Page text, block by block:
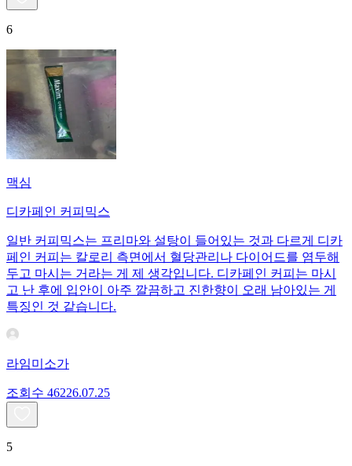
6
맥심
디카페인 커피믹스
일반 커피믹스는 프리마와 설탕이 들어있는 것과 다르게 디카
페인 커피는 칼로리 측면에서 혈당관리나 다이어드를 염두해
두고 마시는 거라는 게 제 생각입니다. 디카페인 커피는 마시
고 난 후에 입안이 아주 깔끔하고 진한향이 오래 남아있는 게
특징인 것 같습니다.
라임미소가
조회수 46226.07.25
5